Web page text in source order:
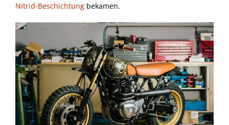
Nitrid-Beschichtung bekamen.